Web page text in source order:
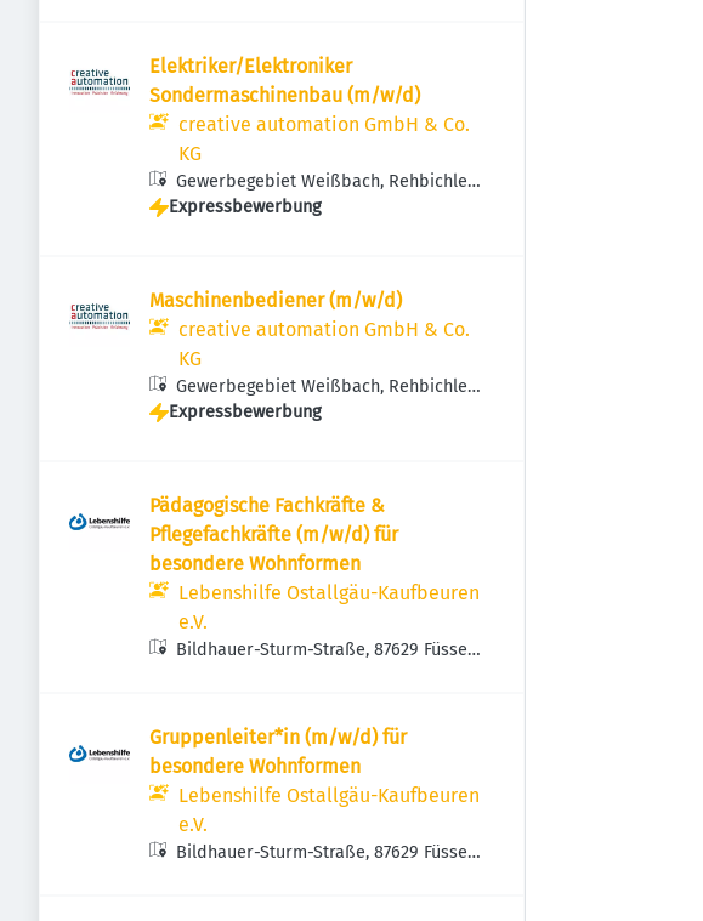
Elektriker/Elektroniker
Sondermaschinenbau (m/w/d)
creative automation GmbH & Co.
KG
Gewerbegebiet Weißbach, Rehbichler
Weg 28, 87459 Pfronten, Deutschland
Expressbewerbung
Maschinenbediener (m/w/d)
creative automation GmbH & Co.
KG
Gewerbegebiet Weißbach, Rehbichler
Weg 28, 87459 Pfronten, Deutschland
Expressbewerbung
Pädagogische Fachkräfte &
Pflegefachkräfte (m/w/d) für
besondere Wohnformen
Lebenshilfe Ostallgäu-Kaufbeuren
e.V.
Bildhauer-Sturm-Straße, 87629 Füssen,
Gruppenleiter*in (m/w/d) für
besondere Wohnformen
Lebenshilfe Ostallgäu-Kaufbeuren
e.V.
Bildhauer-Sturm-Straße, 87629 Füssen,